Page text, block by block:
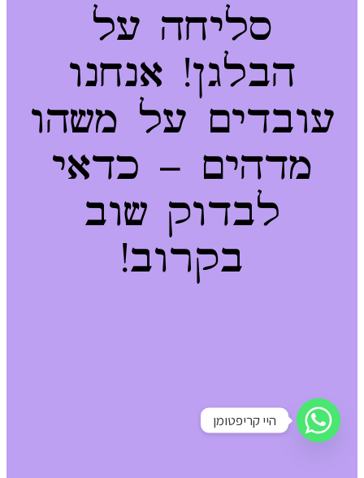
סליחה על
הבלגן! אנחנו
עובדים על משהו
מדהים – כדאי
לבדוק שוב
בקרוב!
היי קריפטומן